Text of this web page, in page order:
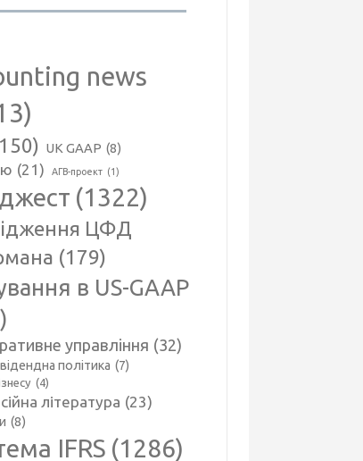
news
UK GAAP (8)
(21) АГВ-проект (1)
(1322)
ЦФД
(179)
в US-GAAP
управління (32)
політика (7)
(4)
література (23)
(8)
IFRS (1286)